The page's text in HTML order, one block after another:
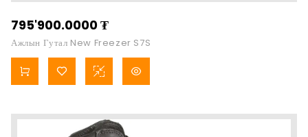
795'900.0000₮
Ажлын Гутал New Freezer S7S